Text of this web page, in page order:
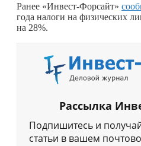
Ранее «Инвест-Форсайт»
года налоги на физических
на 28%.
Рассылка
Подпишитесь и
статьи в вашем